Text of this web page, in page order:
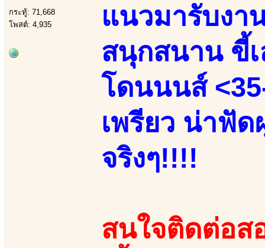
กระทู้: 71,668
โพสต์: 4,935
แนวมารับงา
สนุกสนาน ขี้
โดนนนส์
เพรียว น่าฟัด
จริงๆ!!!!
สนใจติดต่อส